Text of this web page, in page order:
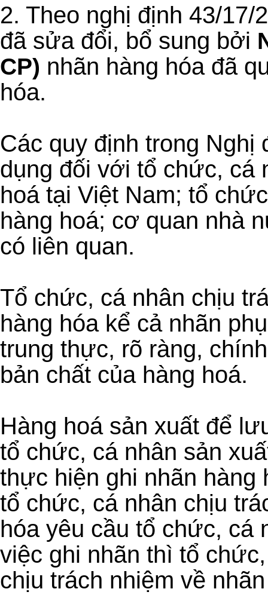
2. Theo nghị định 43/17/
đã sửa đổi, bổ sung bởi
CP) nhãn hàng hóa đã
hóa.
Các quy định trong
dụng đối với tổ chức, cá
hoá tại Việt Nam; tổ
hàng hoá; cơ quan nhà
có liên quan.
Tổ chức, cá nhân chịu
hàng hóa kể cả nhãn
trung thực, rõ ràng,
bản chất của hàng hoá.
Hàng hoá sản xuất để
tổ chức, cá nhân sản
thực hiện ghi nhãn
tổ chức, cá nhân chịu
hóa yêu cầu tổ chức, cá
việc ghi nhãn thì tổ
chịu trách nhiệm về